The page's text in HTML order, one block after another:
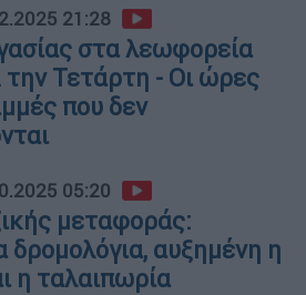
21:28
στα λεωφορεία
Τετάρτη - Οι ώρες
που δεν
05:20
μεταφοράς:
αυξημένη η
η ταλαιπωρία